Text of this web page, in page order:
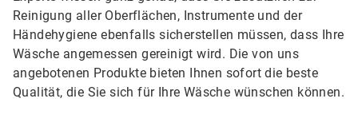
Reinigung aller Oberflächen, Instrumente und der
Händehygiene ebenfalls sicherstellen müssen, dass Ihre
Wäsche angemessen gereinigt wird. Die von uns
angebotenen Produkte bieten Ihnen sofort die beste
Qualität, die Sie sich für Ihre Wäsche wünschen können.